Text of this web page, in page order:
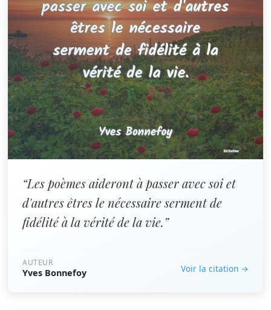
“Les poèmes aideront à passer avec soi et
d'autres êtres le nécessaire serment de
fidélité à la vérité de la vie.”
AUTEUR
Yves Bonnefoy Voir la citation →